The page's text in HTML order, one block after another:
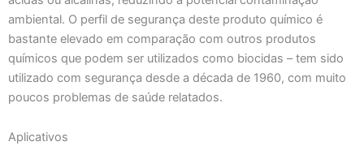
ambiental. O perfil de segurança deste produto químico é
bastante elevado em comparação com outros produtos
químicos que podem ser utilizados como biocidas – tem sido
utilizado com segurança desde a década de 1960, com muito
poucos problemas de saúde relatados.
Aplicativos